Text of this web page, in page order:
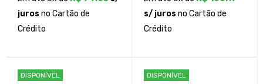
juros no Cartão de
Crédito
s/ juros no Cartão de
Crédito
DISPONÍVEL
DISPONÍVEL